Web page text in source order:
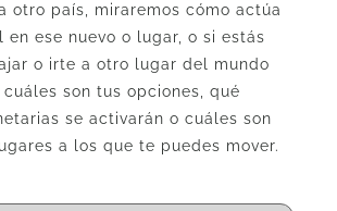
otro país, miraremos cómo actúa
ese nuevo o lugar, o si estás
o irte a otro lugar del mundo
son tus opciones, qué
se activarán o cuáles son
a los que te puedes mover.